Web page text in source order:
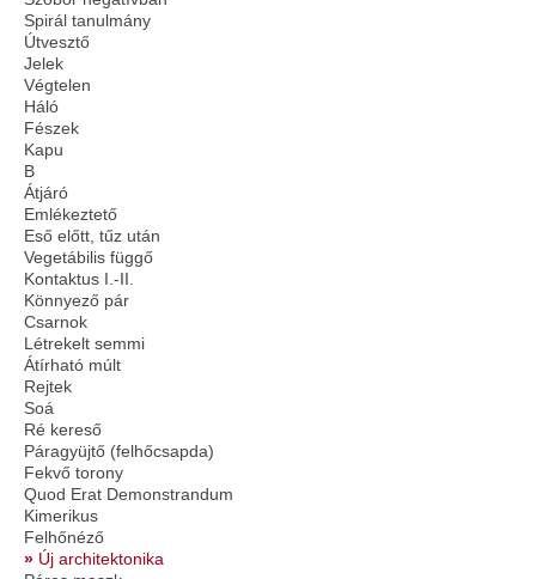
Spirál tanulmány
Útvesztő
Jelek
Végtelen
Háló
Fészek
Kapu
B
Átjáró
Emlékeztető
Eső előtt, tűz után
Vegetábilis függő
Kontaktus I.-II.
Könnyező pár
Csarnok
Létrekelt semmi
Átírható múlt
Rejtek
Soá
Ré kereső
Páragyüjtő (felhőcsapda)
Fekvő torony
Quod Erat Demonstrandum
Kimerikus
Felhőnéző
Új architektonika